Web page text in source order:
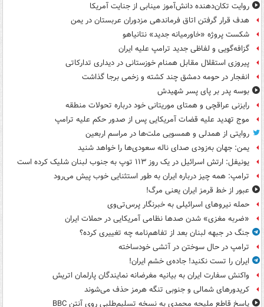
روایت تکان‌دهنده دانش‌آموز مینابی از جنایت آمریکا
هدف قرار گرفتن اتاق‌ فرماندهی مزدوران عربستان در یمن
شکست پروژه «خاورمیانه جدید» نتانیاهو
گزافه‌گویی و لفاظی جدید ترامپ علیه ایران
پیروزی استقلال مقابل همنام خوزستانی در دیداری تدارکاتی
انفجار در حومه دمشق چند کشته و زخمی برجا گذاشت
بوسه‌ پدر بر پای پسر شهیدش
رایزنی عراقچی و همتای موریتانی خود درباره تحولات منطقه
موج تهدید علیه قضات آمریکایی پس از صدور حکم علیه ترامپ
روایتی از همدلی و همسویی ملت‌ها در مراسم اربعین
یمن: جهان به‌زودی صدای ناله سعودی‌ها را خواهد شنید
یونیفل: ارتش اسرائیل در یک روز ۱۱۳ توپ به جنوب لبنان شلیک کرده است
ترامپ: همه چیز درباره ایران به طور استثنایی خوب پیش می‌رود
عبور از خط قرمز ایران یعنی مرگ!
حمله نیروهای اسرائیلی به خبرنگار پرس‌تی‌وی
«ضربه مغزی» شدن صدها نظامی آمریکایی در حملات ایران
جنگ در جبهه لبنان بعد از تفاهم‌نامه چه تغییری کرده؟
ترامپ در حال سوختن در آتشی خودساخته
ایران را تست نکنید! جاده‌ی خشم ایران!
واکنش سفارت ایران به بیانیه مغرضانه نمایندگان پارلمان اتریش
کریدورهای شمالی و جنوبی تنگه هرمز حذف می‌شوند
پاسخ قاطع ملیحه محمدی به نسخه تسلیم‌طلبی روی آنتن BBC